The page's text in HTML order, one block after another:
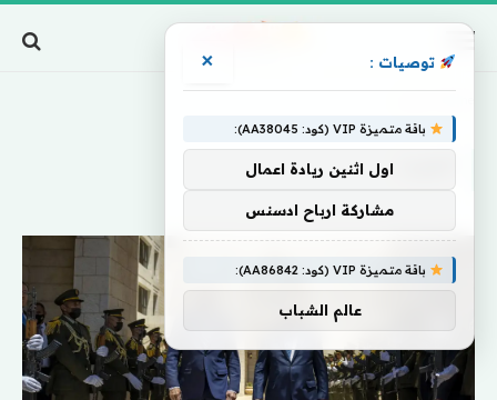
توصيات : ×
باقة متميزة VIP (كود: AA38045):
اول اثنين ريادة اعمال
مشاركة ارباح ادسنس
باقة متميزة VIP (كود: AA86842):
عالم الشباب